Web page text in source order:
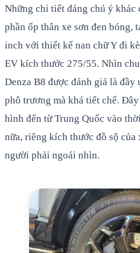
Những chi tiết đáng chú ý khác
phần ốp thân xe sơn đen bóng,
inch với thiết kế nan chữ Y đi
EV kích thước 275/55. Nhìn
Denza B8 được đánh giá là
phô trương mà khá tiết chế.
hình đến từ Trung Quốc vào
nữa, riêng kích thước đồ sộ
người phải ngoái nhìn.